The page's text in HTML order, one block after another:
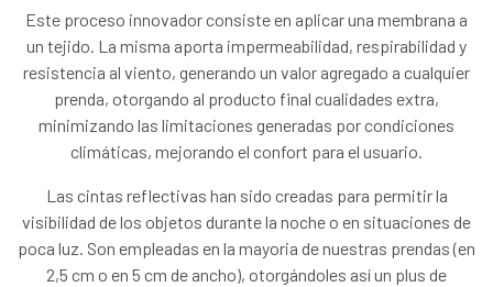
Este proceso innovador consiste en aplicar una membrana a
un tejido. La misma aporta impermeabilidad, respirabilidad y
resistencia al viento, generando un valor agregado a cualquier
prenda, otorgando al producto final cualidades extra,
minimizando las limitaciones generadas por condiciones
climáticas, mejorando el confort para el usuario.
Las cintas reflectivas han sido creadas para permitir la
visibilidad de los objetos durante la noche o en situaciones de
poca luz. Son empleadas en la mayoria de nuestras prendas (en
2,5 cm o en 5 cm de ancho), otorgándoles así un plus de